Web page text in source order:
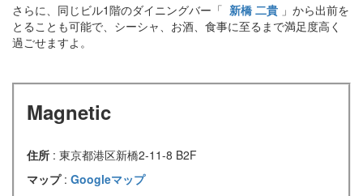
さらに、同じビル1階のダイニングバー「 新橋 二貴 」から出前を
とることも可能で、シーシャ、お酒、食事に至るまで満足度高く
過ごせますよ。
Magnetic
住所 : 東京都港区新橋2-11-8 B2F
マップ : Googleマップ